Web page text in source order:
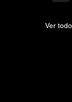
Ver todo